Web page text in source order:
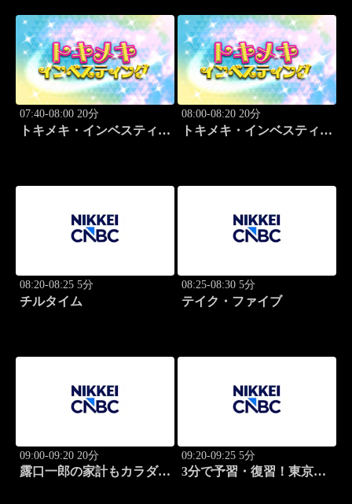
07:40-08:00 20分
トキメキ・インベスティン
08:00-08:20 20分
トキメキ・インベスティン
08:20-08:25 5分
チルタイム
08:25-08:30 5分
テイク・ファイブ
09:00-09:20 20分
露口一郎の家計もカラダも
09:20-09:25 5分
3分で予習・復習！東京市